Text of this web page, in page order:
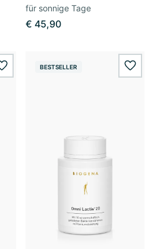
für sonnige Tage
€ 45,90
wishlist.addBESTSELLER